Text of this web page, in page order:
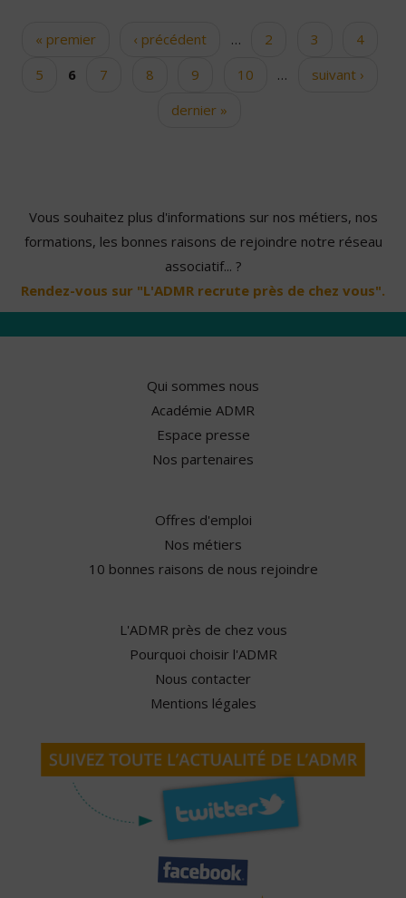
Pages« premier ‹ précédent … 2 3
4
5
6 7 8 9 10 …
suivant ›
dernier »
Vous souhaitez plus d'informations sur nos métiers, nos
formations, les bonnes raisons de rejoindre notre réseau
associatif... ?
Rendez-vous sur "L'ADMR recrute près de chez vous".
Qui sommes nous
Académie ADMR
Espace presse
Nos partenaires
Offres d'emploi
Nos métiers
10 bonnes raisons de nous rejoindre
L'ADMR près de chez vous
Pourquoi choisir l'ADMR
Nous contacter
Mentions légales